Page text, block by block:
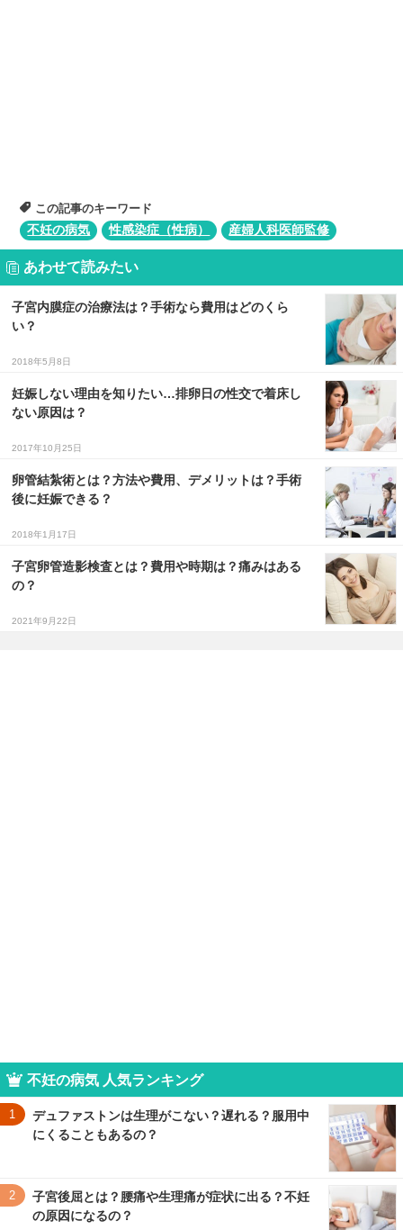
この記事のキーワード
不妊の病気
性感染症（性病） 産婦人科医師監修
あわせて読みたい
子宮内膜症の治療法は？手術なら費用はどのくら
い？
2018年5月8日
妊娠しない理由を知りたい…排卵日の性交で着床し
ない原因は？
2017年10月25日
卵管結紮術とは？方法や費用、デメリットは？手術
後に妊娠できる？
2018年1月17日
子宮卵管造影検査とは？費用や時期は？痛みはある
の？
2021年9月22日
不妊の病気 人気ランキング
1
デュファストンは生理がこない？遅れる？服用中
にくることもあるの？
2
子宮後屈とは？腰痛や生理痛が症状に出る？不妊
の原因になるの？